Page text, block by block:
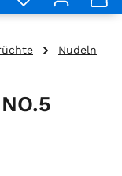
Nudeln